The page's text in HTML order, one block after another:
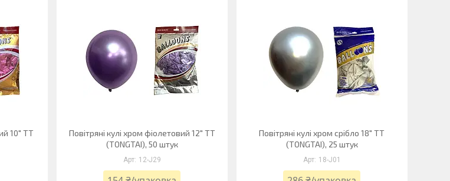
10" TT
Повітряні кулі хром фіолетовий 12" TT
(TONGTAI), 50 штук
12-J29
Повітряні кулі хром срібло 18" TT
(TONGTAI), 25 штук
18-J01